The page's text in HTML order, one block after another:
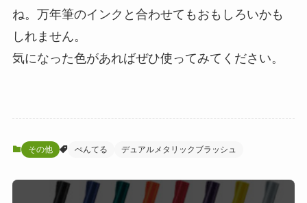
ね。万年筆のインクと合わせてもおもしろいかも
しれません。
気になった色があればぜひ使ってみてください。
その他 ぺんてる デュアルメタリックブラッシュ